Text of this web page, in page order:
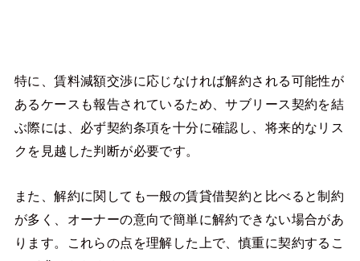
特に、賃料減額交渉に応じなければ解約される可能性が
あるケースも報告されているため、サブリース契約を結
ぶ際には、必ず契約条項を十分に確認し、将来的なリス
クを見越した判断が必要です。
また、解約に関しても一般の賃貸借契約と比べると制約
が多く、オーナーの意向で簡単に解約できない場合があ
ります。これらの点を理解した上で、慎重に契約するこ